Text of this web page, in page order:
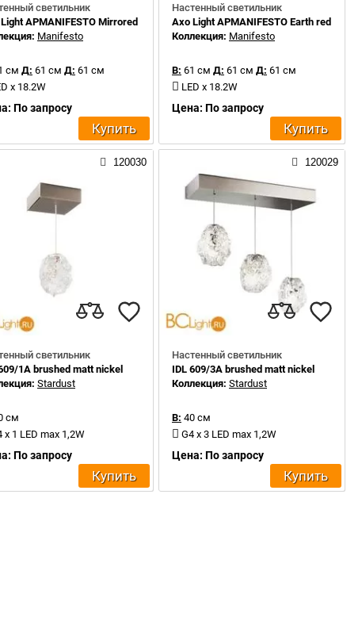
светильник
APMANIFESTO Mirrored steel
Manifesto
см Д: 61 см Д: 61 см
x 18.2W
По запросу
Купить
Настенный светильник
Axo Light APMANIFESTO Earth red
Коллекция: Manifesto
В: 61 см Д: 61 см Д: 61 см
LED x 18.2W
Цена: По запросу
Купить
120030
светильник
1A brushed matt nickel
Stardust
см
x 1 LED max 1,2W
По запросу
Купить
120029
Настенный светильник
IDL 609/3A brushed matt nickel
Коллекция: Stardust
В: 40 см
G4 x 3 LED max 1,2W
Цена: По запросу
Купить